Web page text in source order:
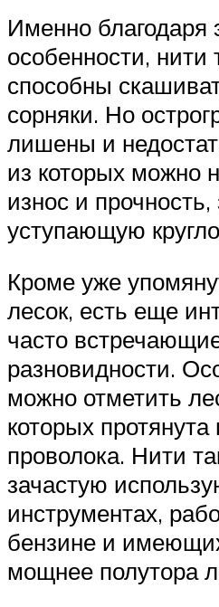
Именно благодаря
особенности, нити
способны
сорняки. Но
лишены и
из которых можно
износ и
уступающую
Кроме уже
лесок, есть еще
часто
разновидности.
можно отметить
которых
проволока. Нити
зачастую
инструментах,
бензине и
мощнее полутора